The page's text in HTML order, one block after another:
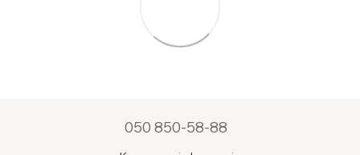
050 850-58-88